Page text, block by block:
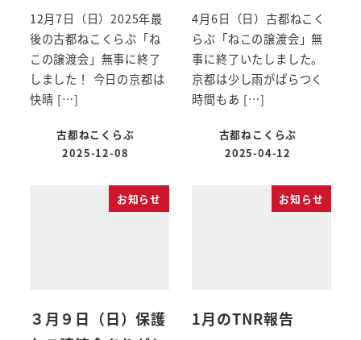
12月7日（日）2025年最
後の古都ねこくらぶ「ね
この譲渡会」無事に終了
しました！ 今日の京都は
快晴 […]
古都ねこくらぶ
2025-12-08
4月6日（日）古都ねこく
らぶ「ねこの譲渡会」無
事に終了いたしました。
京都は少し雨がぱらつく
時間もあ […]
古都ねこくらぶ
2025-04-12
お知らせ
３月９日（日）保護
お知らせ
1月のTNR報告